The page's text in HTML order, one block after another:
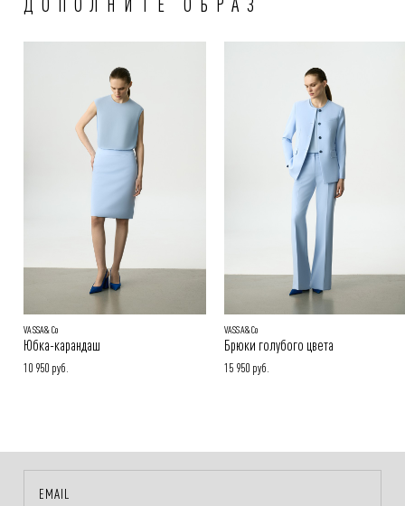
Онлайн-оплата на сайте, наличными или картой при получении
Подробнее в разделеПокупателям.
ближайшее время.
VASSA&Co
Юбка-карандаш
10 950 руб.
VASSA&Co
Брюки голубого цвета
15 950 руб.